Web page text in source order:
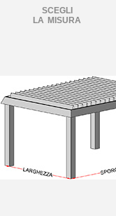
SCEGLI
LA MISURA